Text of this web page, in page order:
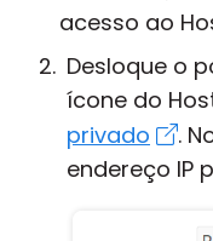
acesso ao
Desloque o
ícone do
privado
.
endereço IP